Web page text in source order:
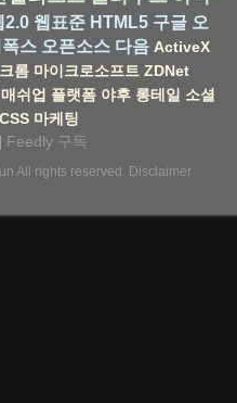
2.0 웹표준 HTML5 구글 오
스 오픈소스 다음 ActiveX
크롬 마이크로소프트 ZDNet
매쉬업 플랫폼 야후 롱테일 소셜
CSS 마케팅
| Feedly 구독
All rights reserved. Disclaimer